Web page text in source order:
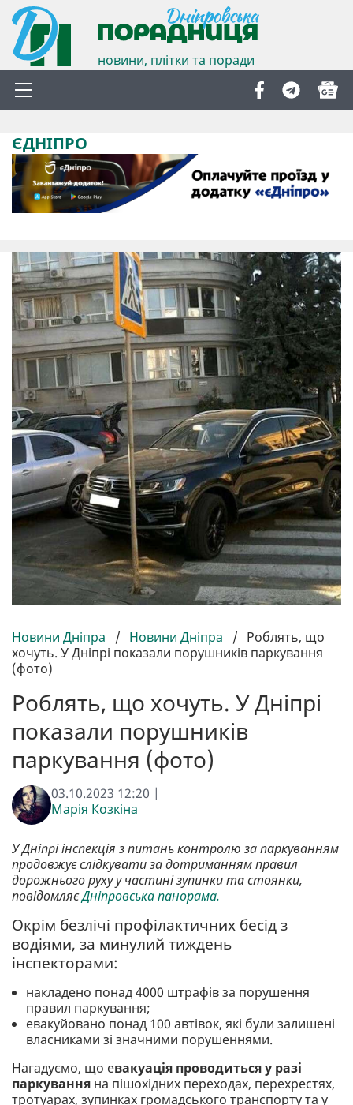
новини, плітки та поради
ЄДНІПРО
Новини Дніпра / Новини Дніпра / Роблять, що
хочуть. У Дніпрі показали порушників паркування
(фото)
Роблять, що хочуть. У Дніпрі
показали порушників
паркування (фото)
03.10.2023 12:20 |
Марія Козкіна
У Дніпрі інспекція з питань контролю за паркуванням
продовжує слідкувати за дотриманням правил
дорожнього руху у частині зупинки та стоянки,
повідомляєДніпровська панорама.
Окрім безлічі профілактичних бесід з
водіями, за минулий тиждень
інспекторами:
накладено понад 4000 штрафів за порушення
правил паркування;
евакуйовано понад 100 автівок, які були залишені
власниками зі значними порушеннями.
Нагадуємо, що евакуація проводиться у разі
паркування на пішохідних переходах, перехрестях,
тротуарах, зупинках громадського транспорту та у